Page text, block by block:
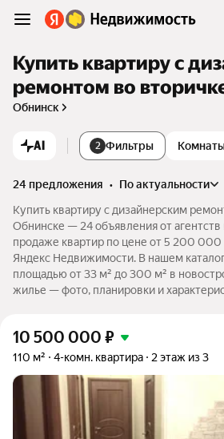
Купить квартиру с
ремонтом во
Обнинск
AI 2 Фильтры
24 предложения •
по актуальности
Купить квартиру с дизайнерским
Обнинске — 24 объявления от агентств
продаже квартир по цене от 5 200
Яндекс Недвижимости. В нашем
площадью от 33 м² до 300 м² в
жилье — фото, планировки и
10 500 000 ₽
110 м² 4-комн. квартира 2 этаж из 3